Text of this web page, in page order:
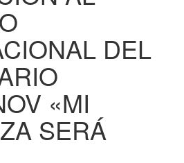
DEL
«MI
SERÁ